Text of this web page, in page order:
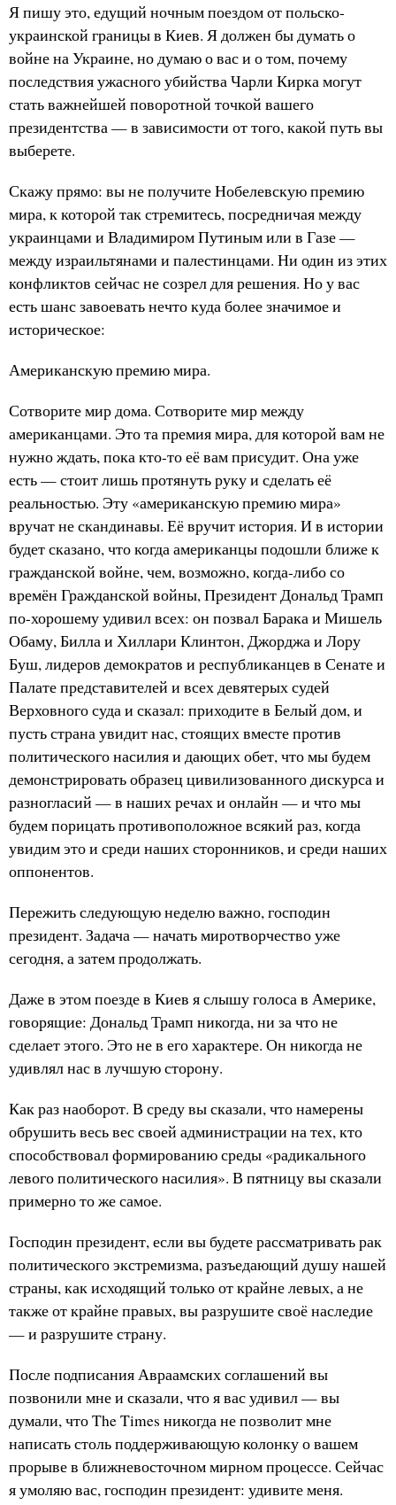
Я пишу это, едущий ночным поездом от польско-
украинской границы в Киев. Я должен бы думать о
войне на Украине, но думаю о вас и о том, почему
последствия ужасного убийства Чарли Кирка могут
стать важнейшей поворотной точкой вашего
президентства — в зависимости от того, какой путь вы
выберете.
Скажу прямо: вы не получите Нобелевскую премию
мира, к которой так стремитесь, посредничая между
украинцами и Владимиром Путиным или в Газе —
между израильтянами и палестинцами. Ни один из этих
конфликтов сейчас не созрел для решения. Но у вас
есть шанс завоевать нечто куда более значимое и
историческое:
Американскую премию мира.
Сотворите мир дома. Сотворите мир между
американцами. Это та премия мира, для которой вам не
нужно ждать, пока кто-то её вам присудит. Она уже
есть — стоит лишь протянуть руку и сделать её
реальностью. Эту «американскую премию мира»
вручат не скандинавы. Её вручит история. И в истории
будет сказано, что когда американцы подошли ближе к
гражданской войне, чем, возможно, когда-либо со
времён Гражданской войны, Президент Дональд Трамп
по-хорошему удивил всех: он позвал Барака и Мишель
Обаму, Билла и Хиллари Клинтон, Джорджа и Лору
Буш, лидеров демократов и республиканцев в Сенате и
Палате представителей и всех девятерых судей
Верховного суда и сказал: приходите в Белый дом, и
пусть страна увидит нас, стоящих вместе против
политического насилия и дающих обет, что мы будем
демонстрировать образец цивилизованного дискурса и
разногласий — в наших речах и онлайн — и что мы
будем порицать противоположное всякий раз, когда
увидим это и среди наших сторонников, и среди наших
оппонентов.
Пережить следующую неделю важно, господин
президент. Задача — начать миротворчество уже
сегодня, а затем продолжать.
Даже в этом поезде в Киев я слышу голоса в Америке,
говорящие: Дональд Трамп никогда, ни за что не
сделает этого. Это не в его характере. Он никогда не
удивлял нас в лучшую сторону.
Как раз наоборот. В среду вы сказали, что намерены
обрушить весь вес своей администрации на тех, кто
способствовал формированию среды «радикального
левого политического насилия». В пятницу вы сказали
примерно то же самое.
Господин президент, если вы будете рассматривать рак
политического экстремизма, разъедающий душу нашей
страны, как исходящий только от крайне левых, а не
также от крайне правых, вы разрушите своё наследие
— и разрушите страну.
После подписания Авраамских соглашений вы
позвонили мне и сказали, что я вас удивил — вы
думали, что The Times никогда не позволит мне
написать столь поддерживающую колонку о вашем
прорыве в ближневосточном мирном процессе. Сейчас
я умоляю вас, господин президент: удивите меня.